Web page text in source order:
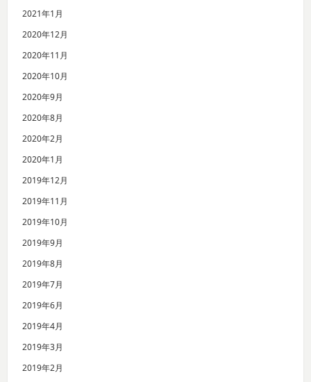
2021年1月
2020年12月
2020年11月
2020年10月
2020年9月
2020年8月
2020年2月
2020年1月
2019年12月
2019年11月
2019年10月
2019年9月
2019年8月
2019年7月
2019年6月
2019年4月
2019年3月
2019年2月